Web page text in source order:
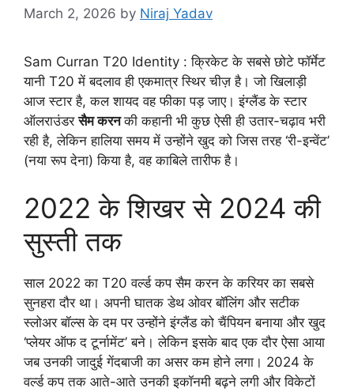
March 2, 2026 by Niraj Yadav
Sam Curran T20 Identity : क्रिकेट के सबसे छोटे फॉर्मेट
यानी T20 में बदलाव ही एकमात्र स्थिर चीज़ है। जो खिलाड़ी
आज स्टार है, कल शायद वह फीका पड़ जाए। इंग्लैंड के स्टार
ऑलराउंडरसैम करनकी कहानी भी कुछ ऐसी ही उतार-चढ़ाव भरी
रही है, लेकिन हालिया समय में उन्होंने खुद को जिस तरह ‘री-इन्वेंट’
(नया रूप देना) किया है, वह काबिले तारीफ है।
2022 के शिखर से 2024 की
सुस्ती तक
साल 2022 का T20 वर्ल्ड कप सैम करन के करियर का सबसे
सुनहरा दौर था। अपनी घातक डेथ ओवर बॉलिंग और सटीक
स्लोअर बॉल्स के दम पर उन्होंने इंग्लैंड को चैंपियन बनाया और खुद
‘प्लेयर ऑफ द टूर्नामेंट’ बने। लेकिन इसके बाद एक दौर ऐसा आया
जब उनकी जादुई गेंदबाजी का असर कम होने लगा। 2024 के
वर्ल्ड कप तक आते-आते उनकी इकॉनमी बढ़ने लगी और विकेटों